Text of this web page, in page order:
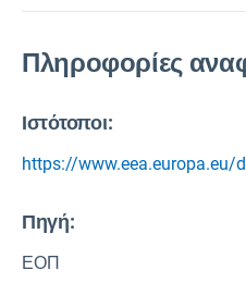
Πληροφορίες
Ιστότοποι:
https://www.eea.europa.eu/
Πηγή:
ΕΟΠ